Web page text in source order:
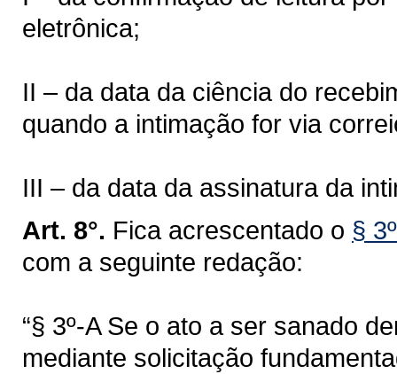
eletrônica;
II – da data da ciência do
quando a intimação for via
III – da data da assinatura da
Art. 8°. Fica acrescentado o §
com a seguinte redação:
“§ 3º-A Se o ato a ser sanado
mediante solicitação